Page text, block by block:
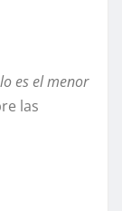
es el menor
las